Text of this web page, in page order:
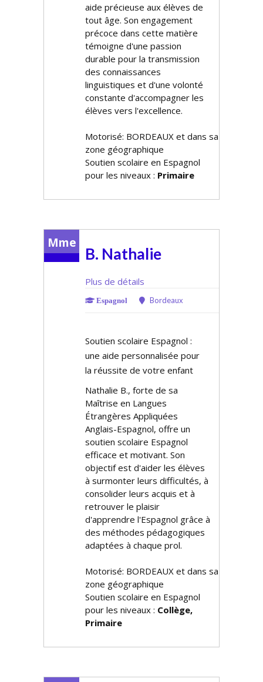
aide précieuse aux élèves de
tout âge. Son engagement
précoce dans cette matière
témoigne d'une passion
durable pour la transmission
des connaissances
linguistiques et d'une volonté
constante d'accompagner les
élèves vers l'excellence.
Motorisé: BORDEAUX et dans sa
zone géographique
Soutien scolaire en Espagnol
pour les niveaux : Primaire
Mme
B. Nathalie
Plus de détails
Espagnol Bordeaux
Soutien scolaire Espagnol :
une aide personnalisée pour
la réussite de votre enfant
Nathalie B., forte de sa
Maîtrise en Langues
Étrangères Appliquées
Anglais-Espagnol, offre un
soutien scolaire Espagnol
efficace et motivant. Son
objectif est d'aider les élèves
à surmonter leurs difficultés, à
consolider leurs acquis et à
retrouver le plaisir
d'apprendre l'Espagnol grâce à
des méthodes pédagogiques
adaptées à chaque profil.
Motorisé: BORDEAUX et dans sa
zone géographique
Soutien scolaire en Espagnol
pour les niveaux : Collège,
Primaire